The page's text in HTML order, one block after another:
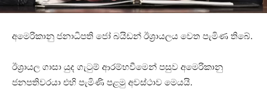
අමෙරිකානු ජනාධිපති ජෝ බයිඩන් ඊශ්‍රායලය වෙත පැමිණ තිබේ.
ඊශ්‍රායල ගාසා යුද ගැටුම් ආරම්භවීමෙන් පසුව අමෙරිකානු
ජනපතිවරයා එහි පැමිණි පළමු අවස්ථාව මෙයයි.